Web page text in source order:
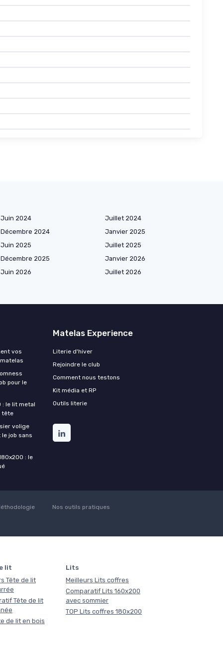
Juin 2024
Juillet 2024
Décembre 2024
Janvier 2025
Juin 2025
Juillet 2025
Décembre 2025
Janvier 2026
Juin 2026
Juillet 2026
vos
pour le
: le lit metal
tête
volige
job sans
: le
Matelas Experience
Literie d'hiver
Rejoindre le club
Comment nous testons
Kit média et RP
Outils literie
Nos outils pratiques
lit
Tête de lit
Tête de lit
de lit en bois
Lits
Meilleurs Lits coffres
Comparatif Lits 160x200
avec sommier
TOP Lits coffres 180x200